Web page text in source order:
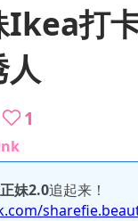
Ikea打
人
1
正妹2.0追起来！